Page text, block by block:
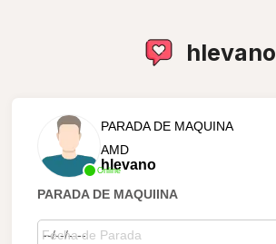
hlevano
Online
PARADA DE MAQUINA
AMD
hlevano
PARADA DE MAQUIINA